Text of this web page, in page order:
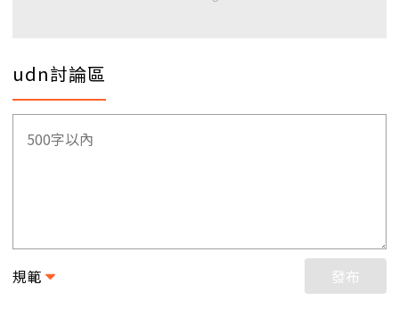
udn討論區
規範 發布